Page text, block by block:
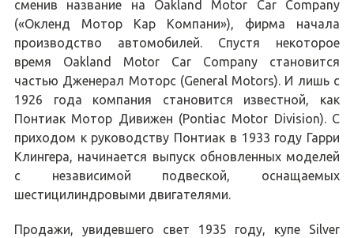
сменив название на Oakland Motor Car Company
(«Окленд Мотор Кар Компани»), фирма начала
производство автомобилей. Спустя некоторое
время Oakland Motor Car Company становится
частью Дженерал Моторс (General Motors). И лишь с
1926 года компания становится известной, как
Понтиак Мотор Дивижен (Pontiac Motor Division). С
приходом к руководству Понтиак в 1933 году Гарри
Клингера, начинается выпуск обновленных моделей
с независимой подвеской, оснащаемых
шестицилиндровыми двигателями.
Продажи, увидевшего свет 1935 году, купе Silver